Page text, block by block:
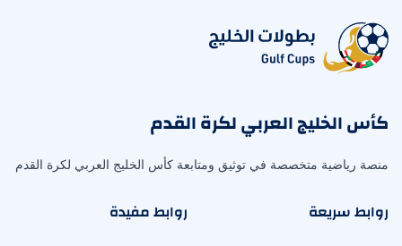
كأس الخليج العربي لكرة القدم
منصة رياضية متخصصة في توثيق ومتابعة كأس الخليج العربي لكرة القدم
روابط سريعة روابط مفيدة